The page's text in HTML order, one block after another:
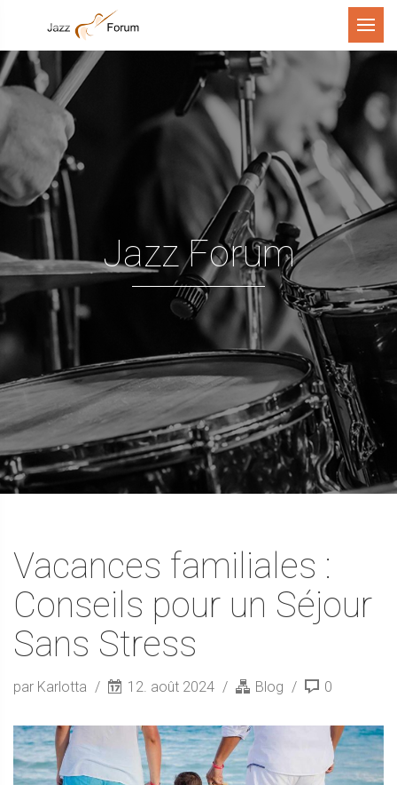
Menu
Jazz Forum
Vacances familiales :
Conseils pour un Séjour
Sans Stress
par Karlotta 12. août 2024 Blog 0